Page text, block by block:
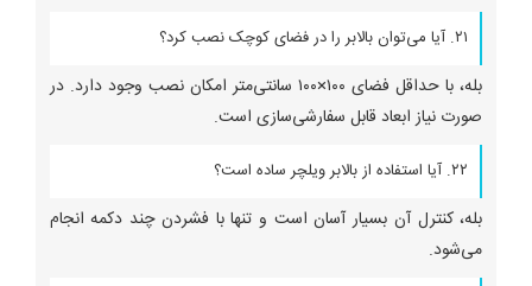
۲۱. آیا می‌توان بالابر را در فضای کوچک نصب کرد؟
بله، با حداقل فضای ۱۰۰×۱۰۰ سانتی‌متر امکان نصب وجود دارد. در
صورت نیاز ابعاد قابل سفارشی‌سازی است.
۲۲. آیا استفاده از بالابر ویلچر ساده است؟
بله، کنترل آن بسیار آسان است و تنها با فشردن چند دکمه انجام
می‌شود.